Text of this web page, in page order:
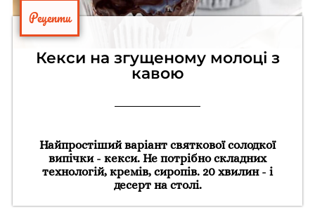
Рецепти
Кекси на згущеному молоці з
кавою
Найпростіший варіант святкової солодкої
випічки - кекси. Не потрібно складних
технологій, кремів, сиропів. 20 хвилин - і
десерт на столі.